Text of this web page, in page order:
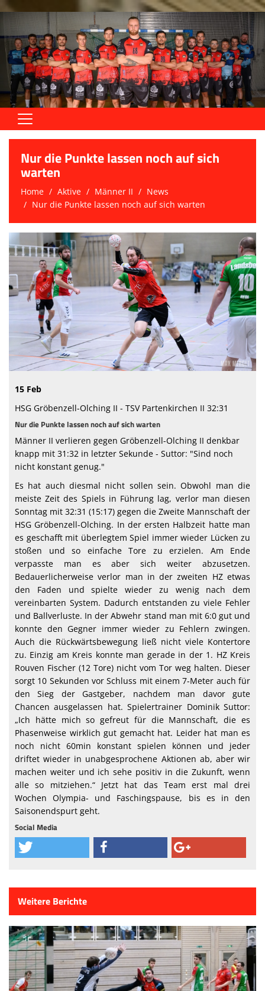
Home
Aktive
Jugend
Trainer
Abteilung
Sponsoren
Vereinskollektion
Fanshop
Nur die Punkte lassen noch auf sich
warten
Home Aktive Männer II
News
Nur die Punkte lassen noch auf sich warten
15 Feb
HSG Gröbenzell-Olching II - TSV Partenkirchen II 32:31
Nur die Punkte lassen noch auf sich warten
Männer II verlieren gegen Gröbenzell-Olching II denkbar
knapp mit 31:32 in letzter Sekunde - Suttor: "Sind noch
nicht konstant genug."
Es hat auch diesmal nicht sollen sein. Obwohl man die
meiste Zeit des Spiels in Führung lag, verlor man diesen
Sonntag mit 32:31 (15:17) gegen die Zweite Mannschaft der
HSG Gröbenzell-Olching. In der ersten Halbzeit hatte man
es geschafft mit überlegtem Spiel immer wieder Lücken zu
stoßen und so einfache Tore zu erzielen. Am Ende
verpasste man es aber sich weiter abzusetzen.
Bedauerlicherweise verlor man in der zweiten HZ etwas
den Faden und spielte wieder zu wenig nach dem
vereinbarten System. Dadurch entstanden zu viele Fehler
und Ballverluste. In der Abwehr stand man mit 6:0 gut und
konnte den Gegner immer wieder zu Fehlern zwingen.
Auch die Rückwärtsbewegung ließ nicht viele Kontertore
zu. Einzig am Kreis konnte man gerade in der 1. HZ Kreis
Rouven Fischer (12 Tore) nicht vom Tor weg halten. Dieser
sorgt 10 Sekunden vor Schluss mit einem 7-Meter auch für
den Sieg der Gastgeber, nachdem man davor gute
Chancen ausgelassen hat. Spielertrainer Dominik Suttor:
„Ich hätte mich so gefreut für die Mannschaft, die es
Phasenweise wirklich gut gemacht hat. Leider hat man es
noch nicht 60min konstant spielen können und jeder
driftet wieder in unabgesprochene Aktionen ab, aber wir
machen weiter und ich sehe positiv in die Zukunft, wenn
alle so mitziehen.“ Jetzt hat das Team erst mal drei
Wochen Olympia- und Faschingspause, bis es in den
Saisonendspurt geht.
Social Media
Weitere Berichte